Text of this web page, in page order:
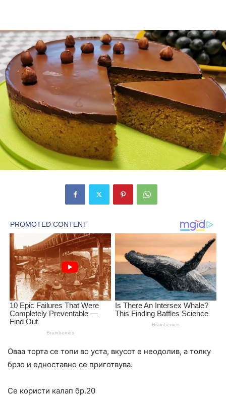
Оваа торта се топи во уста, вкусот е неодолив, а толку
брзо и едноставно се приготвува.
Се користи калап бр.20